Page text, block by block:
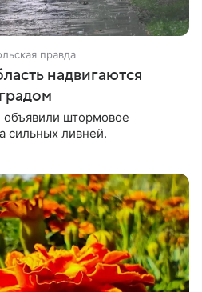
правда
надвигаются
объявили штормовое
сильных ливней.